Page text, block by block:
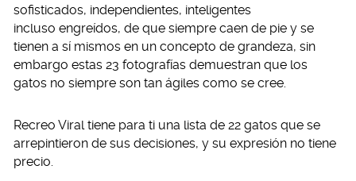
sofisticados, independientes, inteligentes
incluso engreídos, de que siempre caen de pie y se
tienen a sí mismos en un concepto de grandeza, sin
embargo estas 23 fotografías demuestran que los
gatos no siempre son tan ágiles como se cree.
Recreo Viral tiene para ti una lista de 22 gatos que se
arrepintieron de sus decisiones, y su expresión no tiene
precio.